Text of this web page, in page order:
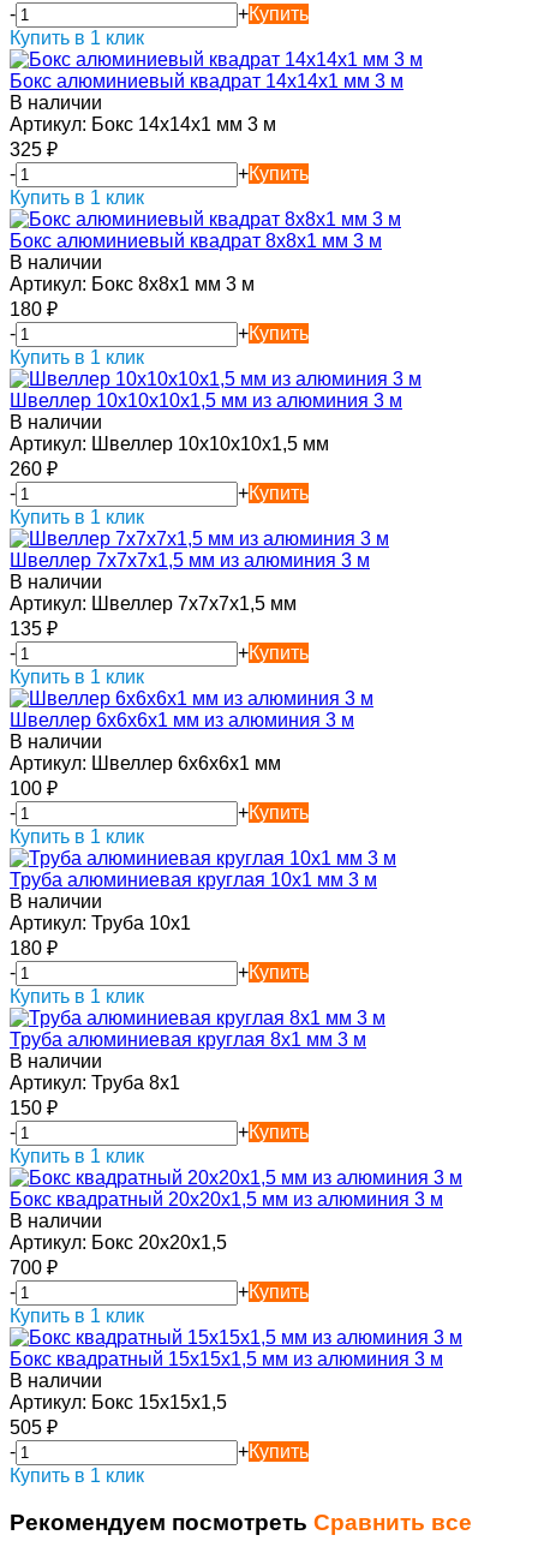
-
+Купить
Купить в 1 клик
Бокс алюминиевый квадрат 14х14х1 мм 3 м
В наличии
Артикул: Бокс 14х14х1 мм 3 м
325 ₽
-
+Купить
Купить в 1 клик
Бокс алюминиевый квадрат 8х8х1 мм 3 м
В наличии
Артикул: Бокс 8х8х1 мм 3 м
180 ₽
-
+Купить
Купить в 1 клик
Швеллер 10х10х10х1,5 мм из алюминия 3 м
В наличии
Артикул: Швеллер 10х10х10х1,5 мм
260 ₽
-
+Купить
Купить в 1 клик
Швеллер 7х7х7х1,5 мм из алюминия 3 м
В наличии
Артикул: Швеллер 7х7х7х1,5 мм
135 ₽
-
+Купить
Купить в 1 клик
Швеллер 6х6х6х1 мм из алюминия 3 м
В наличии
Артикул: Швеллер 6х6х6х1 мм
100 ₽
-
+Купить
Купить в 1 клик
Труба алюминиевая круглая 10х1 мм 3 м
В наличии
Артикул: Труба 10х1
180 ₽
-
+Купить
Купить в 1 клик
Труба алюминиевая круглая 8х1 мм 3 м
В наличии
Артикул: Труба 8х1
150 ₽
-
+Купить
Купить в 1 клик
Бокс квадратный 20х20х1,5 мм из алюминия 3 м
В наличии
Артикул: Бокс 20х20х1,5
700 ₽
-
+Купить
Купить в 1 клик
Бокс квадратный 15х15х1,5 мм из алюминия 3 м
В наличии
Артикул: Бокс 15х15х1,5
505 ₽
-
+Купить
Купить в 1 клик
Рекомендуем посмотреть Сравнить все